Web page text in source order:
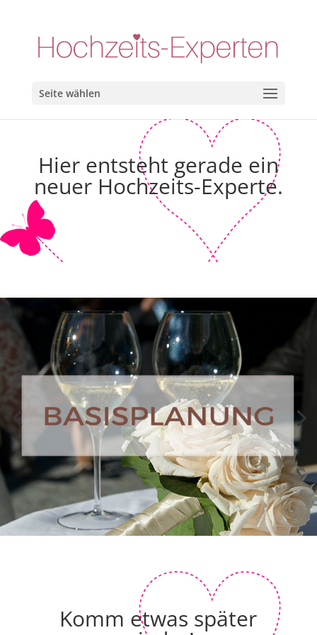
Seite wählen
Hier entsteht gerade ein
neuer Hochzeits-Experte.
Komm etwas später